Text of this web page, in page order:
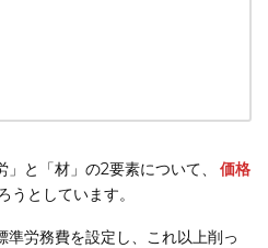
と「材」の2要素について、
価格
うとしています。
準労務費を設定し、これ以上削っ